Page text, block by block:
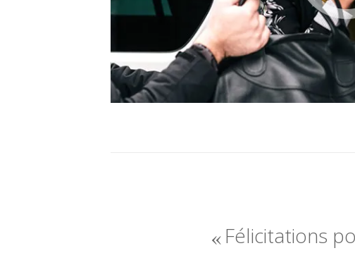
Félicitations